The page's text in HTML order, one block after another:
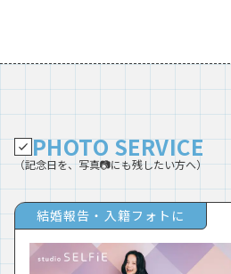
PHOTO SERVICE
（記念日を、写真📷にも残したい方へ）
結婚報告・入籍フォトに